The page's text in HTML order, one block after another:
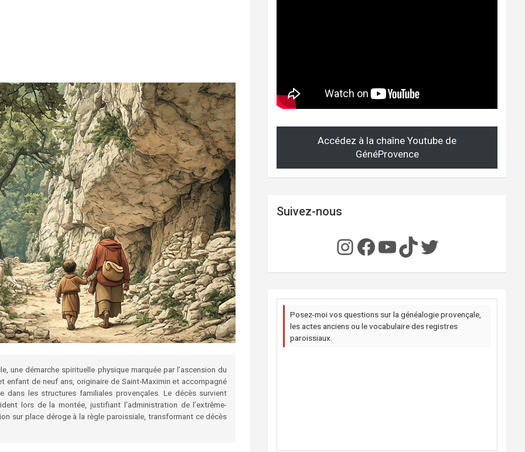
une démarche spirituelle physique marquée par l’ascension du
enfant de neuf ans, originaire de Saint-Maximin et accompagné
dans les structures familiales provençales. Le décès survient
lors de la montée, justifiant l’administration de l’extrême-
sur place déroge à la règle paroissiale, transformant ce décès
Accédez à la chaîne Youtube de
GénéProvence
Suivez-nous
Instagram
Facebook
YouTube
TikTok
Twitter
Posez-moi vos questions sur la généalogie provençale,
les actes anciens ou le vocabulaire des registres
paroissiaux.